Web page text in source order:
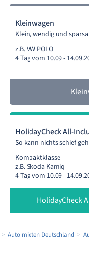
Kleinwagen
Klein, wendig und
z.B. VW POLO
4 Tag vom 10.09 -
HolidayCheck All-
So kann nichts schief
Kompaktklasse
z.B. Skoda Kamiq
4 Tag vom 10.09 -
HolidayCheck
Auto mieten Deutschland